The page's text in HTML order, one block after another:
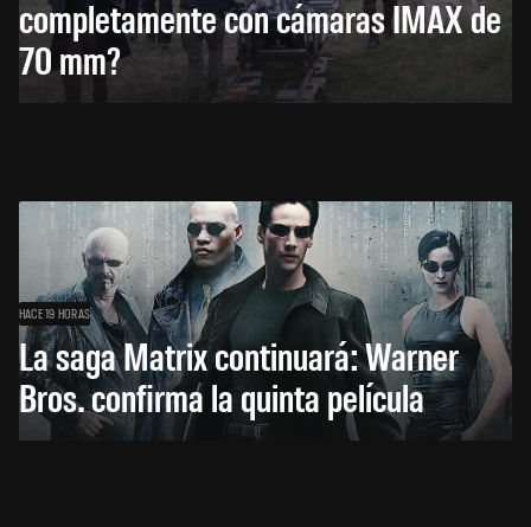
completamente con cámaras IMAX de
70 mm?
HACE 19 HORAS
La saga Matrix continuará: Warner
Bros. confirma la quinta película